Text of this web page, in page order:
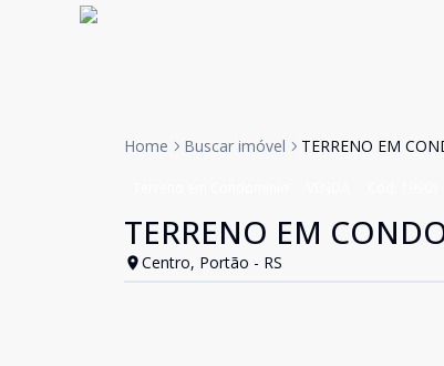
Home Buscar imóvel TERRENO EM
TERRENO EM
Centro, Portão - RS